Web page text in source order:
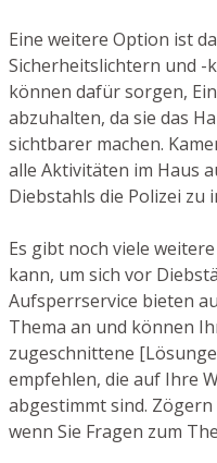
Eine weitere Option ist
Sicherheitslichtern und -
können dafür sorgen,
abzuhalten, da sie das
sichtbarer machen.
alle Aktivitäten im Haus
Diebstahls die Polizei zu
Es gibt noch viele
kann, um sich vor
Aufsperrservice bieten
Thema an und können
zugeschnittene
empfehlen, die auf Ihre
abgestimmt sind.
wenn Sie Fragen zum